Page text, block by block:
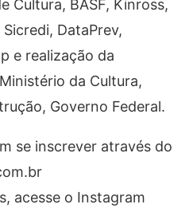
Cultura, BASF, Kinross,
DataPrev,
e realização da
da Cultura,
Governo Federal.
se inscrever através do
acesse o Instagram